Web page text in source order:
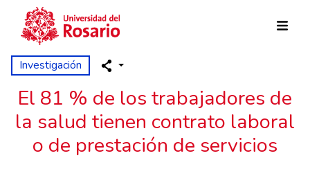
Skip to main content
Investigación
El 81 % de los trabajadores de
la salud tienen contrato laboral
o de prestación de servicios